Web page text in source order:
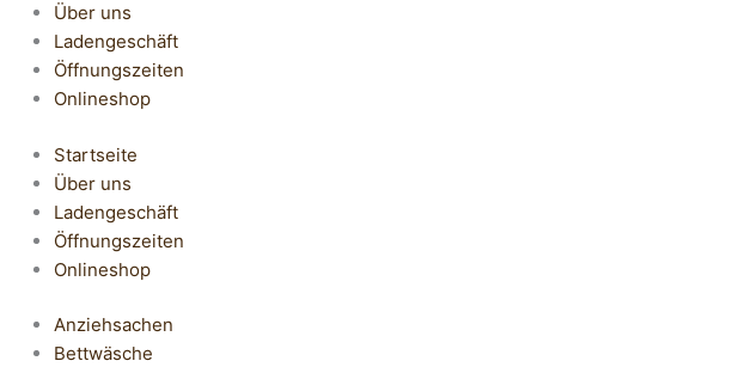
Über uns
Ladengeschäft
Öffnungszeiten
Onlineshop
Startseite
Über uns
Ladengeschäft
Öffnungszeiten
Onlineshop
Anziehsachen
Bettwäsche